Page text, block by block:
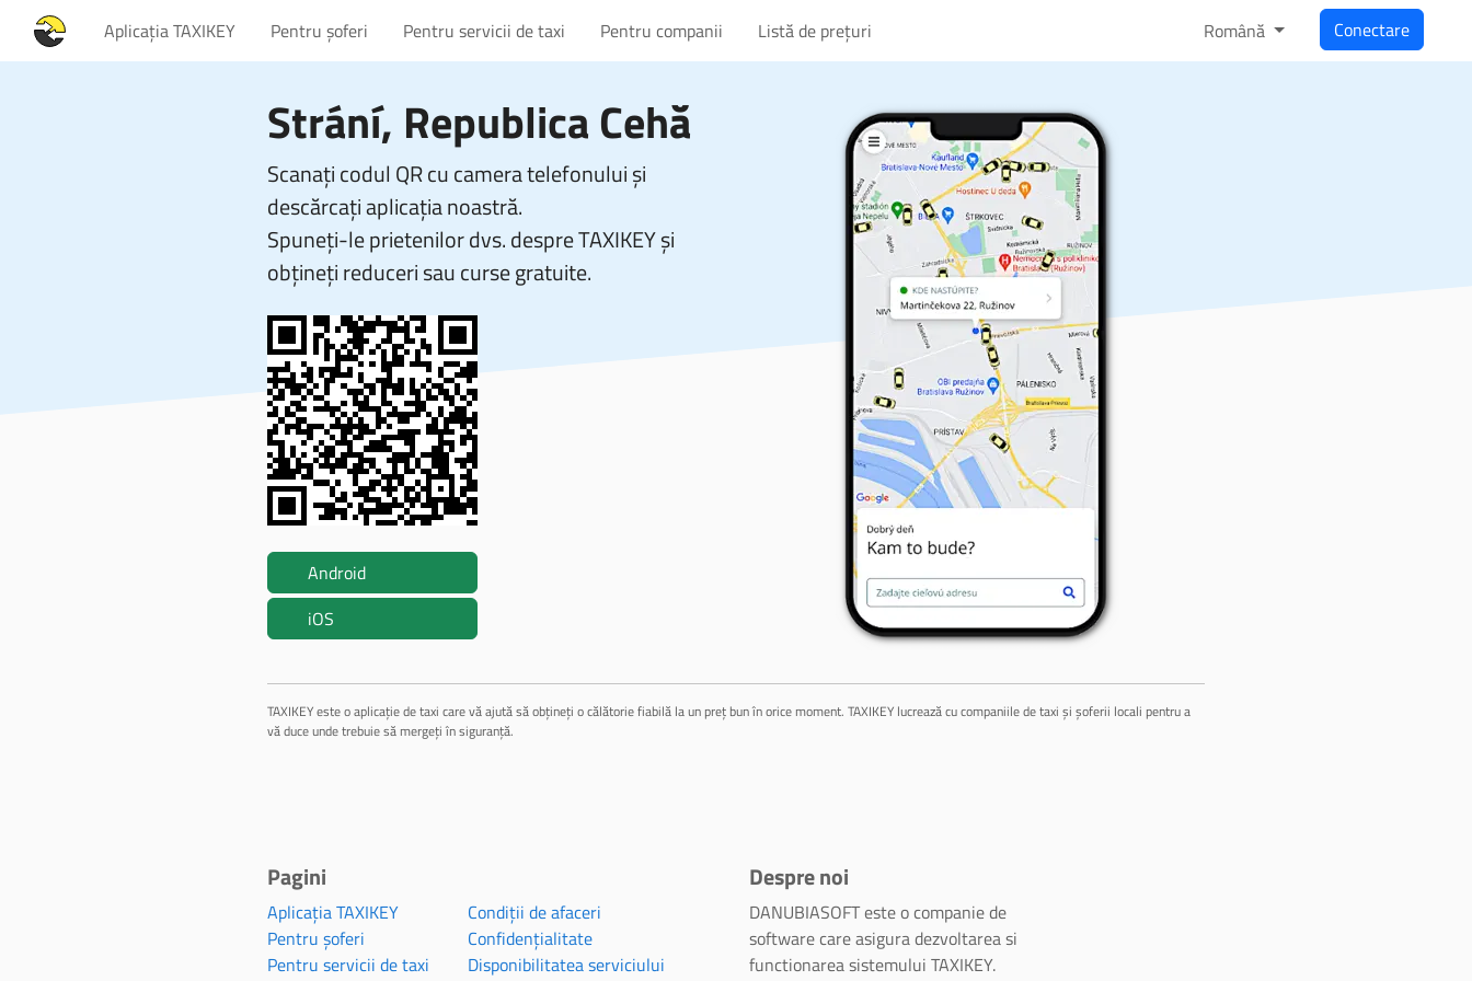
Aplicația TAXIKEY Pentru șoferi Pentru servicii de taxi Pentru companii Listă de prețuri Română Conectare
Strání, Republica Cehă
Scanați codul QR cu camera telefonului și
descărcați aplicația noastră.
Spuneți-le prietenilor dvs. despre TAXIKEY și
obțineți reduceri sau curse gratuite.
Android
iOS
TAXIKEY este o aplicație de taxi care vă ajută să obțineți o călătorie fiabilă la un preț bun în orice moment. TAXIKEY lucrează cu companiile de taxi și șoferii locali pentru a
vă duce unde trebuie să mergeți în siguranță.
Pagini
Aplicația TAXIKEY
Pentru șoferi
Pentru servicii de taxi
Condiții de afaceri
Confidențialitate
Disponibilitatea serviciului
Despre noi
DANUBIASOFT este o companie de
software care asigura dezvoltarea si
functionarea sistemului TAXIKEY.